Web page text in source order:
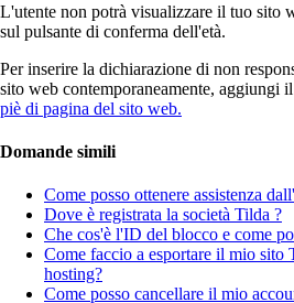
L'utente non potrà visualizzare il tuo sito
sul pulsante di conferma dell'età.
Per inserire la dichiarazione di non
sito web contemporaneamente, aggiungi
piè di pagina del sito web.
Domande simili
Come posso ottenere assistenza
Dove è registrata la società Tilda ?
Che cos'è l'ID del blocco e come
Come faccio a esportare il mio sito
hosting?
Come posso cancellare il mio